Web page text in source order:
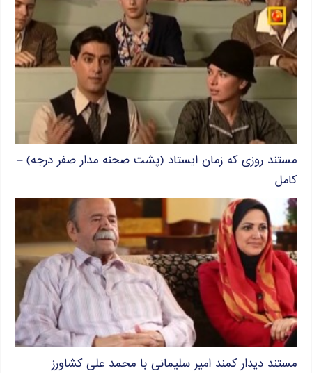
مستند روزی که زمان ایستاد (پشت صحنه مدار صفر درجه) –
کامل
مستند دیدار کمند امیر سلیمانی با محمد علی کشاورز